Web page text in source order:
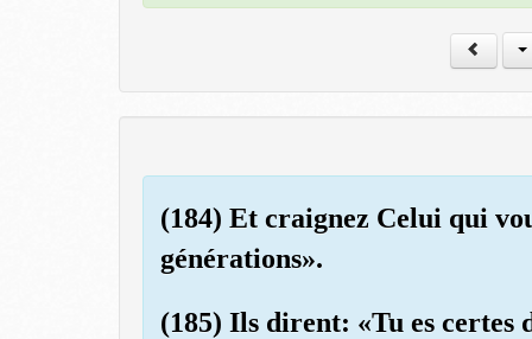
(184) Et craignez Celui qui
générations».
(185) Ils dirent: «Tu es certes